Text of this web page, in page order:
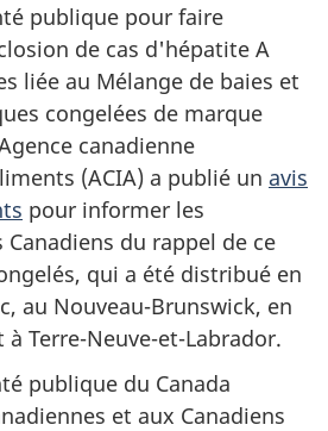
publique pour faire
de cas d'hépatite A
liée au Mélange de baies et
congelées de marque
canadienne
(ACIA) a publié un avis
pour informer les
Canadiens du rappel de ce
qui a été distribué en
au Nouveau-Brunswick, en
à Terre-Neuve-et-Labrador.
publique du Canada
et aux Canadiens